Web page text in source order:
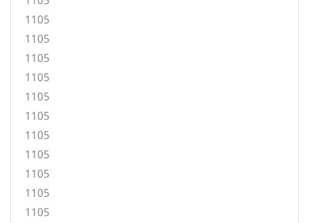
1105
1105
1105
1105
1105
1105
1105
1105
1105
1105
1105